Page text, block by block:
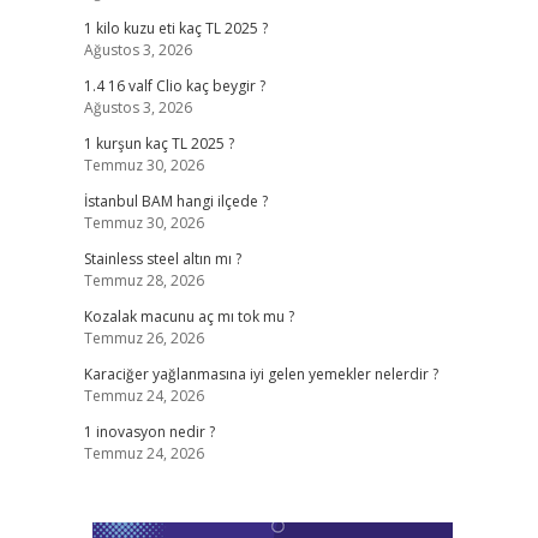
1 kilo kuzu eti kaç TL 2025 ?
Ağustos 3, 2026
1.4 16 valf Clio kaç beygir ?
Ağustos 3, 2026
1 kurşun kaç TL 2025 ?
Temmuz 30, 2026
İstanbul BAM hangi ilçede ?
Temmuz 30, 2026
Stainless steel altın mı ?
Temmuz 28, 2026
Kozalak macunu aç mı tok mu ?
Temmuz 26, 2026
Karaciğer yağlanmasına iyi gelen yemekler nelerdir ?
Temmuz 24, 2026
1 inovasyon nedir ?
Temmuz 24, 2026